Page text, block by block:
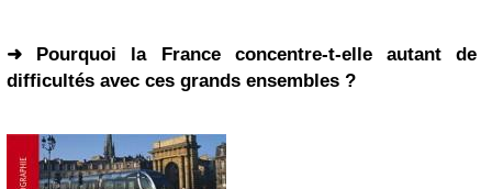
➜ Pourquoi la France concentre-t-elle autant de
difficultés avec ces grands ensembles ?